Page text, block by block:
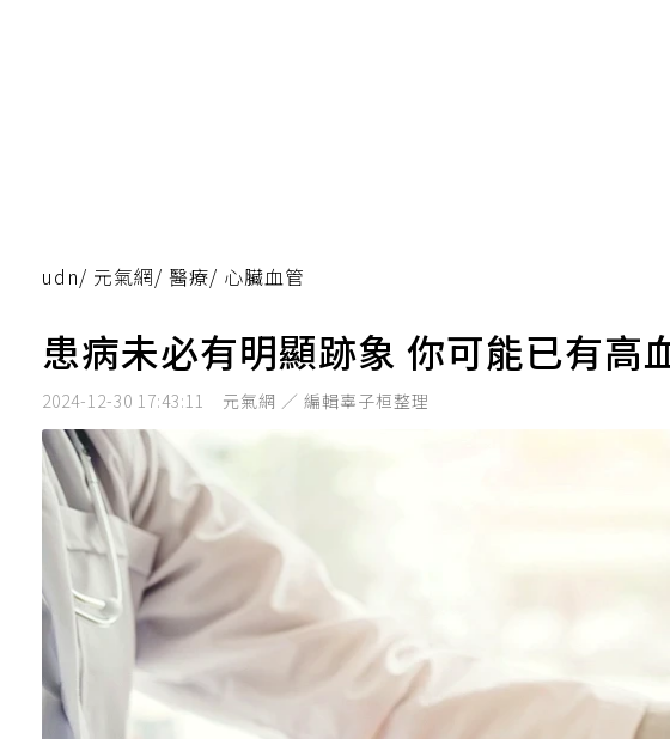
udn/ 元氣網/ 醫療/ 心臟血管
患病未必有明顯跡象 你可能已有高
2024-12-30 17:43:11 元氣網 ／ 編輯辜子桓整理